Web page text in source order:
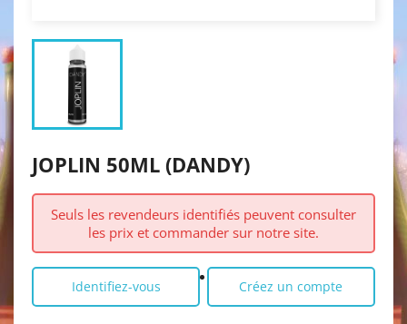
JOPLIN 50ML (DANDY)
Seuls les revendeurs identifiés peuvent consulter
les prix et commander sur notre site.
Identifiez-vous Créez un compte